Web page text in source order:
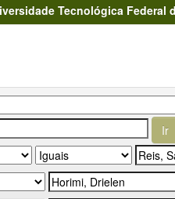
Tecnológica Federal